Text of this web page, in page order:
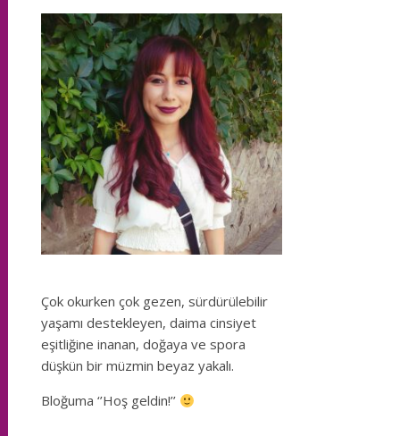
Çok okurken çok gezen, sürdürülebilir
yaşamı destekleyen, daima cinsiyet
eşitliğine inanan, doğaya ve spora
düşkün bir müzmin beyaz yakalı.
Bloğuma ‘’Hoş geldin!’’